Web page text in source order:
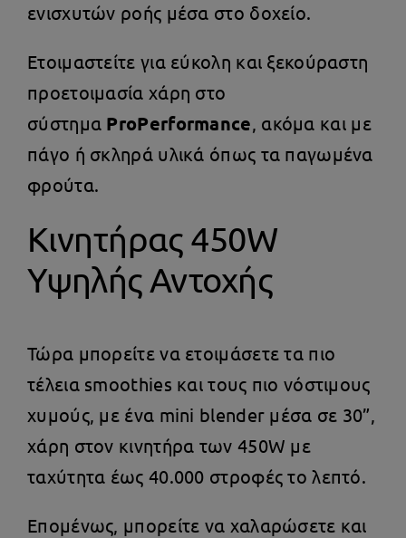
ενισχυτών ροής μέσα στο δοχείο.
Ετοιμαστείτε για εύκολη και ξεκούραστη
προετοιμασία χάρη στο
σύστημα ProPerformance, ακόμα και με
πάγο ή σκληρά υλικά όπως τα παγωμένα
φρούτα.
Κινητήρας 450W
Υψηλής Αντοχής
Τώρα μπορείτε να ετοιμάσετε τα πιο
τέλεια smoothies και τους πιο νόστιμους
χυμούς, με ένα mini blender μέσα σε 30”,
χάρη στον κινητήρα των 450W με
ταχύτητα έως 40.000 στροφές το λεπτό.
Επομένως, μπορείτε να χαλαρώσετε και